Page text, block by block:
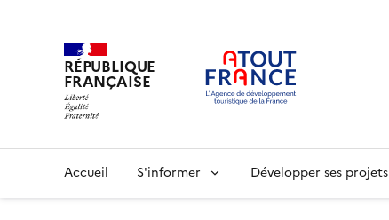
principal
RÉPUBLIQUE
FRANÇAISE
Main
Accueil S'informer Développer ses projets